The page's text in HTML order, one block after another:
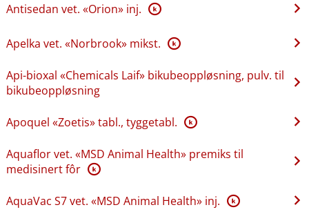
Antisedan vet. «Orion» inj. K
Apelka vet. «Norbrook» mikst. K
Api-bioxal «Chemicals Laif» bikubeoppløsning, pulv. til
bikubeoppløsning
Apoquel «Zoetis» tabl., tyggetabl. K
Aquaflor vet. «MSD Animal Health» premiks til
medisinert fôr K
AquaVac S7 vet. «MSD Animal Health» inj. K